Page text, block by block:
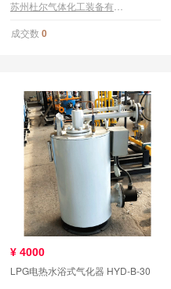
成交数 0
¥ 4000
LPG电热水浴式气化器 HYD-B-30